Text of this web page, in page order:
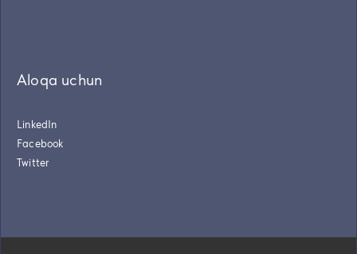
Aloqa uchun
LinkedIn
Facebook
Twitter